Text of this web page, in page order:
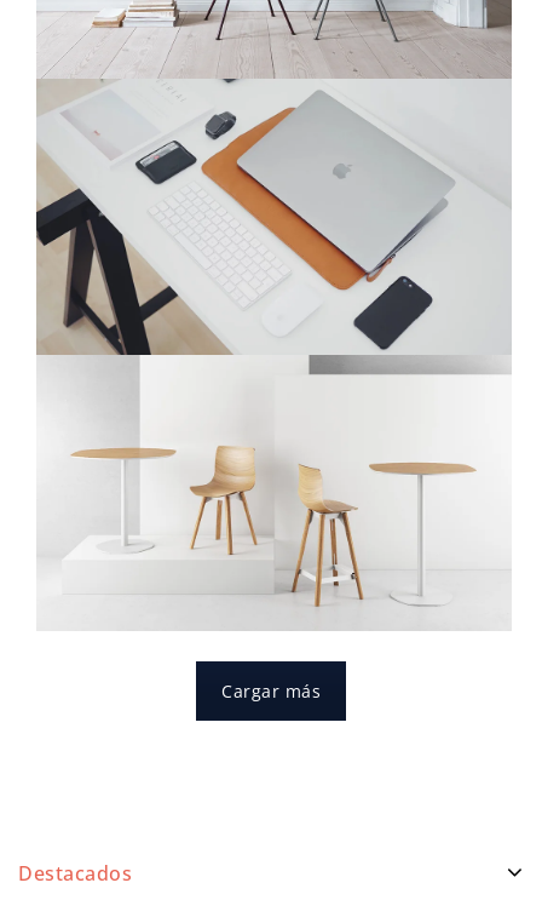
perspiciatis unde
magni dolores eos
Cargar más
Destacados